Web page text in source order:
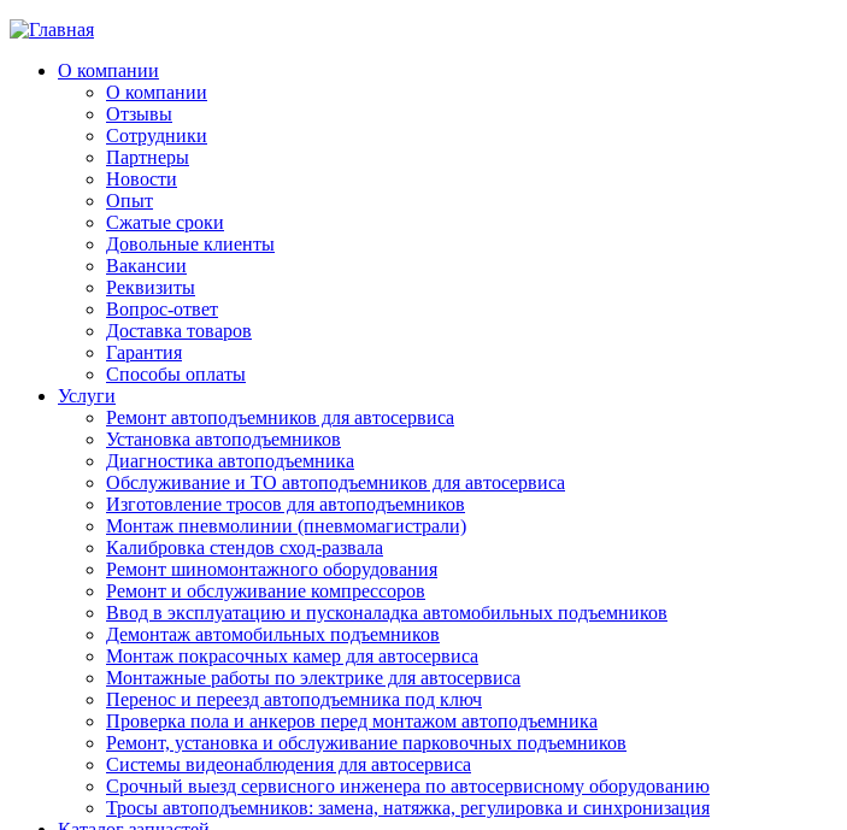
О компании
О компании
Отзывы
Сотрудники
Партнеры
Новости
Опыт
Сжатые сроки
Довольные клиенты
Вакансии
Реквизиты
Вопрос-ответ
Доставка товаров
Гарантия
Способы оплаты
Услуги
Ремонт автоподъемников для автосервиса
Установка автоподъемников
Диагностика автоподъемника
Обслуживание и ТО автоподъемников для автосервиса
Изготовление тросов для автоподъемников
Монтаж пневмолинии (пневмомагистрали)
Калибровка стендов сход-развала
Ремонт шиномонтажного оборудования
Ремонт и обслуживание компрессоров
Ввод в эксплуатацию и пусконаладка автомобильных подъемников
Демонтаж автомобильных подъемников
Монтаж покрасочных камер для автосервиса
Монтажные работы по электрике для автосервиса
Перенос и переезд автоподъемника под ключ
Проверка пола и анкеров перед монтажом автоподъемника
Ремонт, установка и обслуживание парковочных подъемников
Системы видеонаблюдения для автосервиса
Срочный выезд сервисного инженера по автосервисному оборудованию
Тросы автоподъемников: замена, натяжка, регулировка и синхронизация